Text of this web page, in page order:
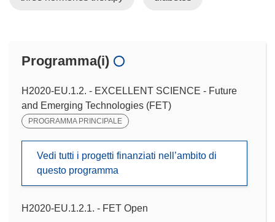
Programma(i)
H2020-EU.1.2. - EXCELLENT SCIENCE - Future
and Emerging Technologies (FET)
PROGRAMMA PRINCIPALE
Vedi tutti i progetti finanziati nell’ambito di
questo programma
H2020-EU.1.2.1. - FET Open